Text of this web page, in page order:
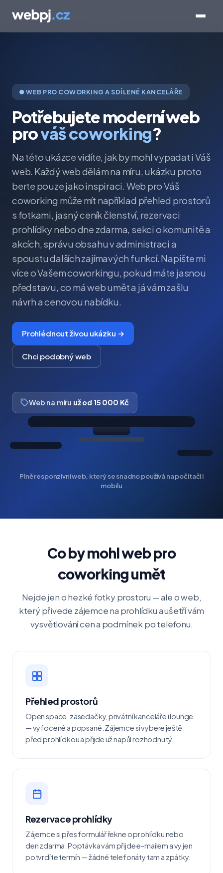
● WEB PRO COWORKING A SDÍLENÉ KANCELÁŘE
Potřebujete moderní web
prováš coworking?
Na této ukázce vidíte, jak by mohl vypadat i Váš
web. Každý web dělám na míru, ukázku proto
berte pouze jako inspiraci. Web pro Váš
coworking může mít například přehled prostorů
s fotkami, jasný ceník členství, rezervaci
prohlídky nebo dne zdarma, sekci o komunitě a
akcích, správu obsahu v administraci a
spoustu dalších zajímavých funkcí. Napište mi
více o Vašem coworkingu, pokud máte jasnou
představu, co má web umět a já vám zašlu
návrh a cenovou nabídku.
Prohlédnout živou ukázku →
Chci podobný web
Web na míru už od 15 000 Kč
Plně responzivní web, který se snadno používá na počítači i
mobilu
Co by mohl web pro
coworking umět
Nejde jen o hezké fotky prostoru — ale o web,
který přivede zájemce na prohlídku a ušetří vám
vysvětlování cen a podmínek po telefonu.
Přehled prostorů
Open space, zasedačky, privátní kanceláře i lounge
— vyfocené a popsané. Zájemce si vybere ještě
před prohlídkou a přijde už napůl rozhodnutý.
Rezervace prohlídky
Zájemce si přes formulář řekne o prohlídku nebo
den zdarma. Poptávka vám přijde e-mailem a vy jen
potvrdíte termín — žádné telefonáty tam a zpátky.